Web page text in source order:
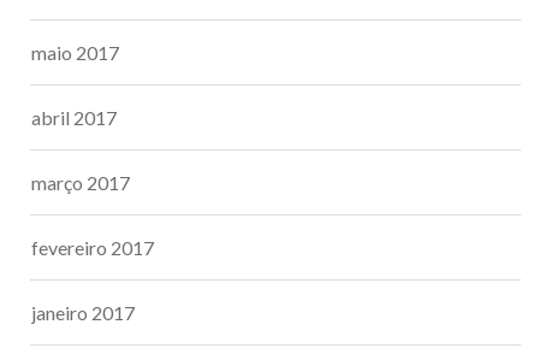
maio 2017
abril 2017
março 2017
fevereiro 2017
janeiro 2017